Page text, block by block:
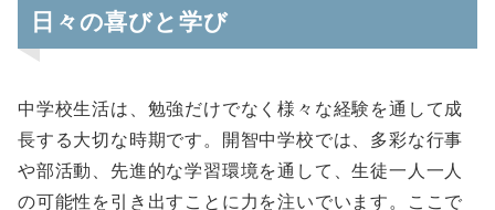
日々の喜びと学び
中学校生活は、勉強だけでなく様々な経験を通して成
長する大切な時期です。開智中学校では、多彩な行事
や部活動、先進的な学習環境を通して、生徒一人一人
の可能性を引き出すことに力を注いでいます。ここで